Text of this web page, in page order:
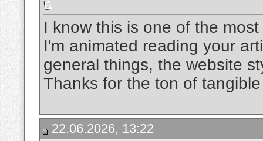
I know this is one of the
I'm animated reading your
general things, the website
Thanks for the ton of
22.06.2026, 13:22